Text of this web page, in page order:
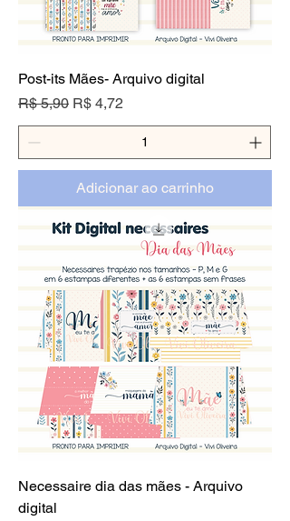
Post-its Mães- Arquivo digital
Preço normal
R$ 5,90 Preço promocional
R$ 4,72
Adicionar ao carrinho
Necessaire dia das mães - Arquivo
digital